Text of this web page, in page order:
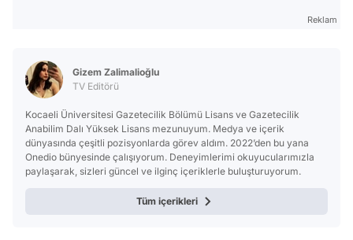
Reklam
Gizem Zalimalioğlu
TV Editörü
Kocaeli Üniversitesi Gazetecilik Bölümü Lisans ve Gazetecilik
Anabilim Dalı Yüksek Lisans mezunuyum. Medya ve içerik
dünyasında çeşitli pozisyonlarda görev aldım. 2022’den bu yana
Onedio bünyesinde çalışıyorum. Deneyimlerimi okuyucularımızla
paylaşarak, sizleri güncel ve ilginç içeriklerle buluşturuyorum.
Tüm içerikleri